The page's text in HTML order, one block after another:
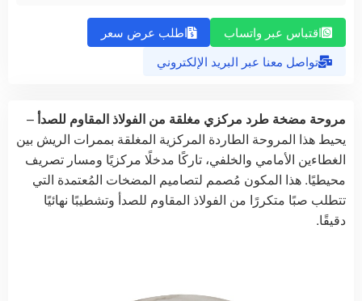
اقتباس عبر واتساب
اطلب عرض سعر
تواصل معنا عبر البريد الإلكتروني
مروحة مضخة طرد مركزي مغلقة من الفولاذ المقاوم للصدأ–
يحيط هذا المروحة الطاردة المركزية المغلقة بممرات الريش بين
الغطاءين الأمامي والخلفي، تاركًا مدخلًا مركزيًا ومسار تصريف
محيطيًا. هذا المكون مُصمم لتصاميم المضخات المُعتمدة التي
تتطلب صبًا متكررًا من الفولاذ المقاوم للصدأ وتشطيبًا نهائيًا
دقيقًا.